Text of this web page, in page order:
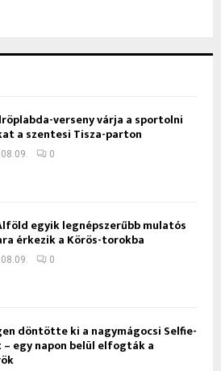
verseny várja a sportolni
a szentesi Tisza-parton
0
egyik legnépszerűbb mulatós
érkezik a Körös-torokba
0
döntötte ki a nagymágocsi Selfie-
egy napon belül elfogták a